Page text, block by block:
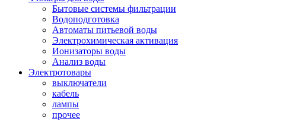
Бытовые системы фильтрации
Водоподготовка
Автоматы питьевой воды
Электрохимическая активация
Ионизаторы воды
Анализ воды
Электротовары
выключатели
кабель
лампы
прочее